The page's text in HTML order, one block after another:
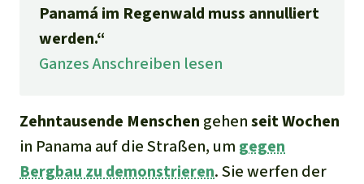
Panamá im Regenwald muss annulliert
werden.“
Ganzes Anschreiben lesen
Zehntausende Menschen gehenseit Wochen
in Panama auf die Straßen, um gegen
Bergbau zu demonstrieren. Sie werfen der